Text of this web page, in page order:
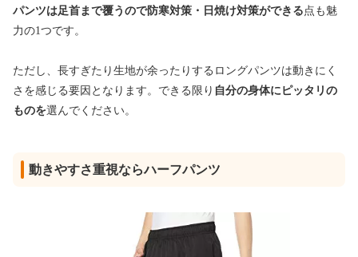
パンツは足首まで覆うので防寒対策・日焼け対策ができる 点も魅
力の1つです。
ただし、長すぎたり生地が余ったりするロングパンツは動きにく
さを感じる要因となります。できる限り 自分の身体にピッタリの
ものを選んでください。
動きやすさ重視ならハーフパンツ